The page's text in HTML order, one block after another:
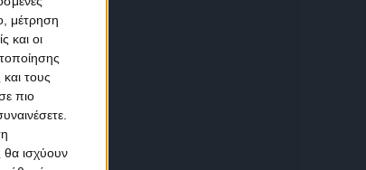
μέτρηση
και οι
τους
πιο
θα ισχύουν